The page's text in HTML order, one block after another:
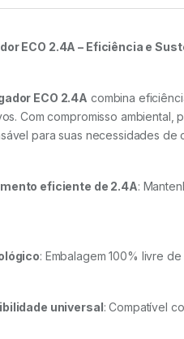
ECO 2.4A – Eficiência e
ECO 2.4A combina
Com compromisso
para suas necessidades de
eficiente de 2.4A:
: Embalagem 100% livre
universal: Compatível